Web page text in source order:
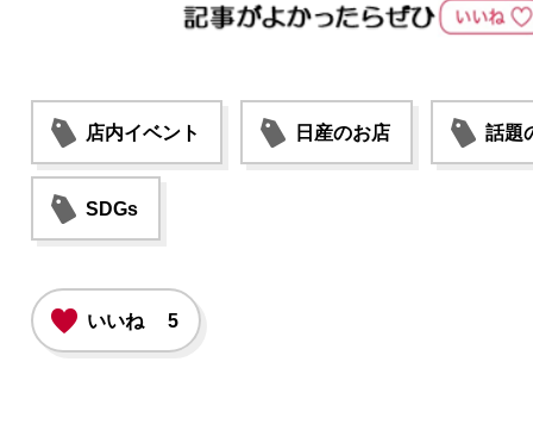
店内イベント 日産のお店 話題
SDGs
いいね 5